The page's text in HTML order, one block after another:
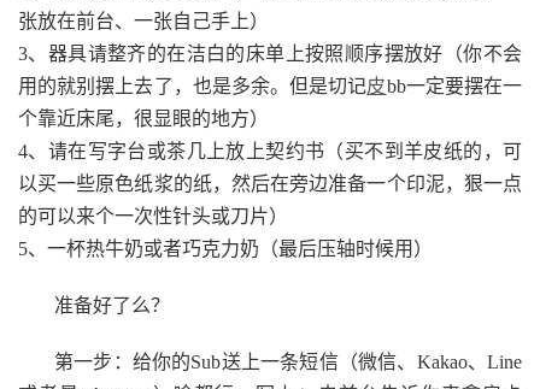
张放在前台、一张自己手上）
3、器具请整齐的在洁白的床单上按照顺序摆放好（你不会
用的就别摆上去了，也是多余。但是切记皮bb一定要摆在一
个靠近床尾，很显眼的地方）
4、请在写字台或茶几上放上契约书（买不到羊皮纸的，可
以买一些原色纸浆的纸，然后在旁边准备一个印泥，狠一点
的可以来个一次性针头或刀片）
5、一杯热牛奶或者巧克力奶（最后压轴时候用）
准备好了么？
第一步：给你的Sub送上一条短信（微信、Kakao、Line